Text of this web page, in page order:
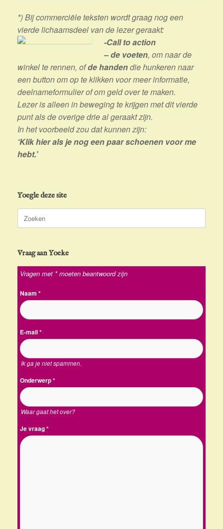
*) Bij commerciële teksten wordt graag nog een
vierde lichaamsdeel van de lezer geraakt:
-Call to action
– de voeten, om naar de
winkel te rennen, ofde handendie hunkeren naar
een button om op te klikken voor meer informatie,
deelnameformulier of om geld over te maken.
Lezer is alleen in beweging te krijgen met dit vierde
punt als de overige drie al geraakt zijn.
In het voorbeeld zou dat kunnen zijn:
‘Klik hier als je nog een paar schoenen voor me
hebt.’
Yoegle deze site
Zoeken
naar:
Vraag aan Yoeke
Vragen met * moeten beantwoord zijn
Naam *
E-mail*
Ik ga je niet spammen.
Onderwerp*
Waar gaat het over?
Je vraag*